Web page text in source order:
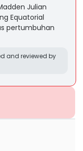
Julian
Equatorial
pertumbuhan
and reviewed by